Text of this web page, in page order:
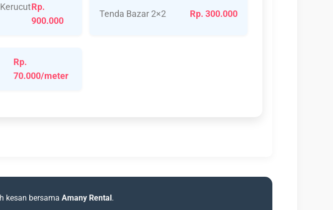
Rp.
900.000
Tenda Bazar 2×2 Rp. 300.000
Rp.
70.000/meter
kesan bersama Amany Rental.